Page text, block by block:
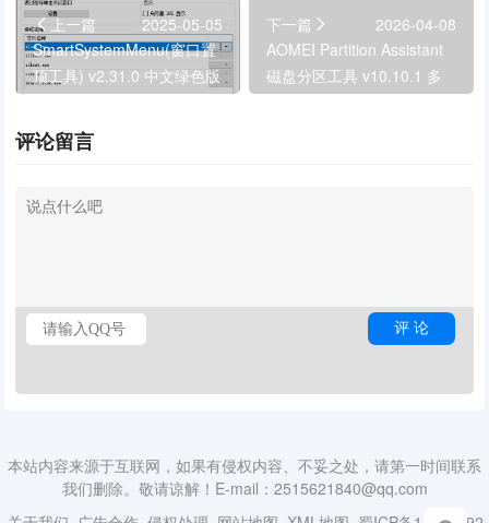
上一篇
2025-05-05
SmartSystemMenu(窗口置
顶工具) v2.31.0 中文绿色版
下一篇
2026-04-08
AOMEI Partition Assistant
磁盘分区工具 v10.10.1 多
评论留言
本站内容来源于互联网，如果有侵权内容、不妥之处，请第一时间联系
我们删除。敬请谅解！E-mail：2515621840@qq.com